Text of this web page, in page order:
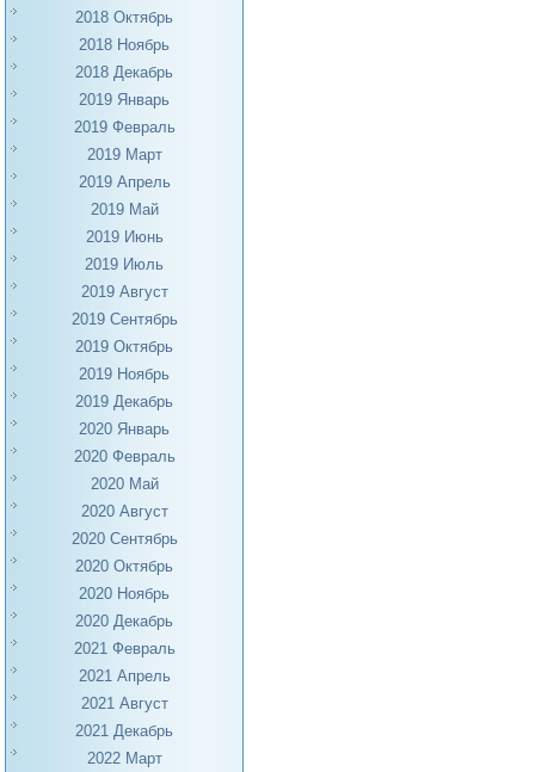
2018 Октябрь
2018 Ноябрь
2018 Декабрь
2019 Январь
2019 Февраль
2019 Март
2019 Апрель
2019 Май
2019 Июнь
2019 Июль
2019 Август
2019 Сентябрь
2019 Октябрь
2019 Ноябрь
2019 Декабрь
2020 Январь
2020 Февраль
2020 Май
2020 Август
2020 Сентябрь
2020 Октябрь
2020 Ноябрь
2020 Декабрь
2021 Февраль
2021 Апрель
2021 Август
2021 Декабрь
2022 Март